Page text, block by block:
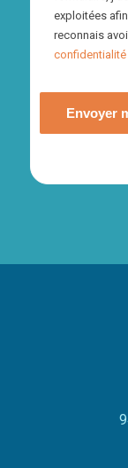
exploitées
reconnais